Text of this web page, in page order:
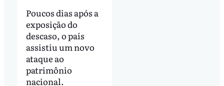
Poucos dias após a
exposição do
descaso, o país
assistiu um novo
ataque ao
patrimônio
nacional.